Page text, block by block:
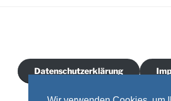
Datenschutzerklärung